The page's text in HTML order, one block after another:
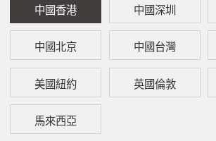
年齡在
0-5歲的
兒童）
US$150,000 to
US$170,000
US$400,000
超過US$400,000
中國香港 中國深圳
中國北京 中國台灣
美國紐約 英國倫敦
馬來西亞